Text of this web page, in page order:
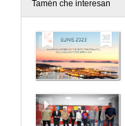
Tamén che interesan